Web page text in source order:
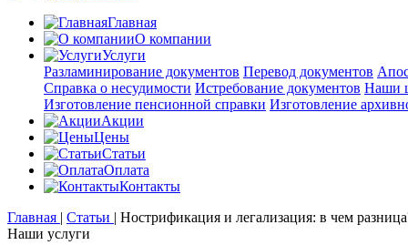
Главная
О компании
Услуги
Разламинирование документов Перевод документов
Справка о несудимости Истребование документов Наши
Изготовление пенсионной справки Изготовление
Акции
Цены
Статьи
Оплата
Контакты
Главная | Статьи | Нострификация и легализация: в чем
Наши услуги